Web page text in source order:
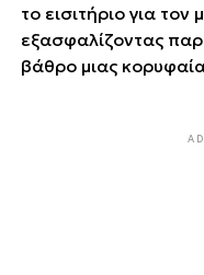
το εισιτήριο για
εξασφαλίζοντας
βάθρο μιας